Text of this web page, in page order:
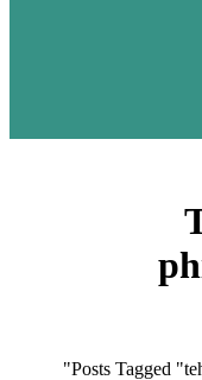
Posts Tagged